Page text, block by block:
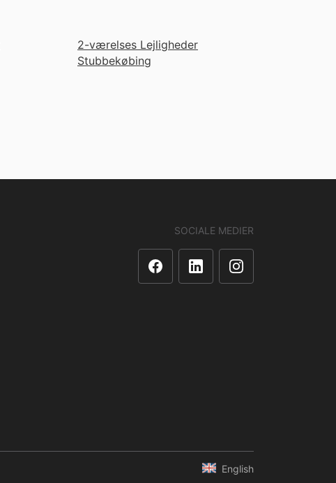
2-værelses Lejligheder
Stubbekøbing
SOCIALE MEDIER
English